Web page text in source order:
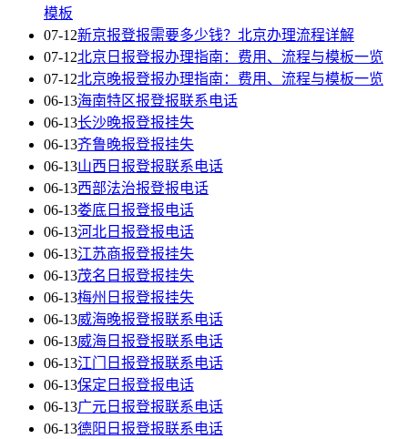
模板
07-12新京报登报需要多少钱？北京办理流程详解
07-12北京日报登报办理指南：费用、流程与模板一览
07-12北京晚报登报办理指南：费用、流程与模板一览
06-13海南特区报登报联系电话
06-13长沙晚报登报挂失
06-13齐鲁晚报登报挂失
06-13山西日报登报联系电话
06-13西部法治报登报电话
06-13娄底日报登报电话
06-13河北日报登报电话
06-13江苏商报登报挂失
06-13茂名日报登报挂失
06-13梅州日报登报挂失
06-13威海晚报登报联系电话
06-13威海日报登报联系电话
06-13江门日报登报联系电话
06-13保定日报登报电话
06-13广元日报登报联系电话
06-13德阳日报登报联系电话